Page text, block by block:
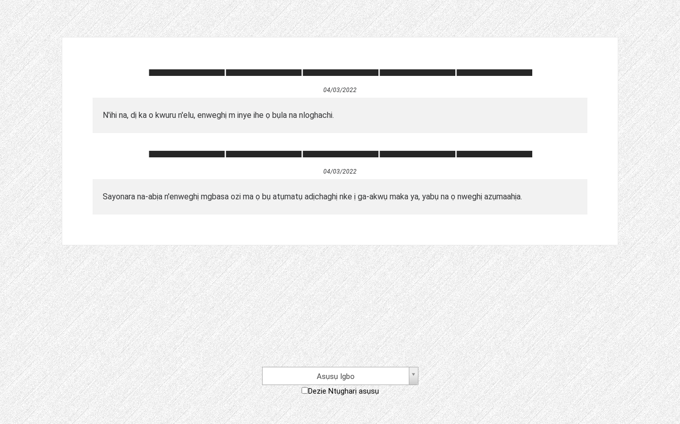
04/03/2022
N'ihi na, dị ka o kwuru n'elu, enweghị m inye ihe ọ bụla na nloghachi.
04/03/2022
Sayonara na-abịa n'enweghị mgbasa ozi ma ọ bụ atụmatụ adịchaghị nke ị ga-akwụ maka ya, yabụ na ọ nweghị azụmaahịa.
Asụsụ Igbo
Dezie Ntụgharị asụsụ